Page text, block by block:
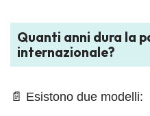
Quanti anni dura la
internazionale?
📄 Esistono due modelli: